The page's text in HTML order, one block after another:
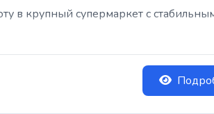
в крупный супермаркет с